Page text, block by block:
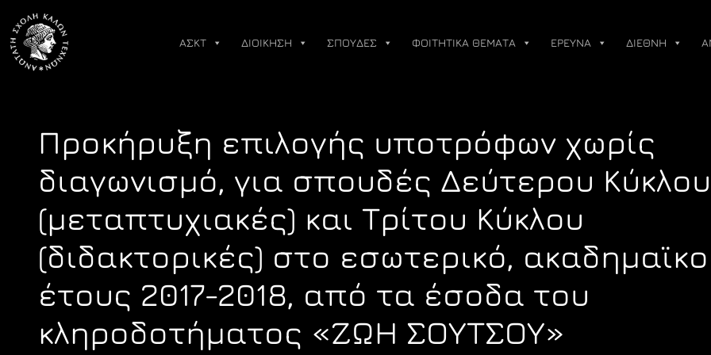
content
ΑΣΚΤ ΔΙΟΙΚΗΣΗ ΣΠΟΥΔΕΣ ΦΟΙΤΗΤΙΚΑ ΘΕΜΑΤΑ ΕΡΕΥΝΑ ΔΙΕΘΝΗ
Προκήρυξη επιλογής υποτρόφων χωρίς
διαγωνισμό, για σπουδές Δεύτερου Κύκλου
(μεταπτυχιακές) και Τρίτου Κύκλου
(διδακτορικές) στο εσωτερικό,
έτους 2017-2018, από τα έσοδα του
κληροδοτήματος «ΖΩΗ ΣΟΥΤΣΟΥ»